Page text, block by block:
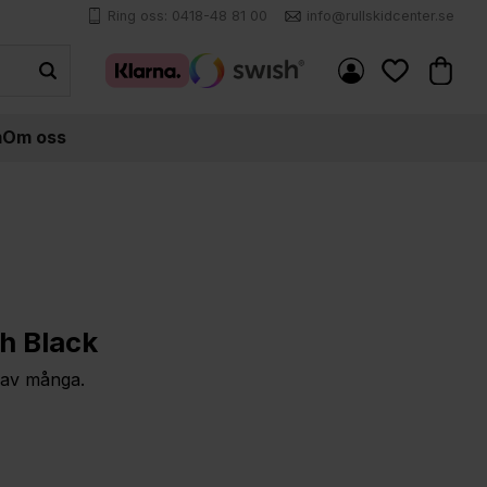
Ring oss: 0418-48 81 00 info@rullskidcenter.se
Om oss
Black
många.